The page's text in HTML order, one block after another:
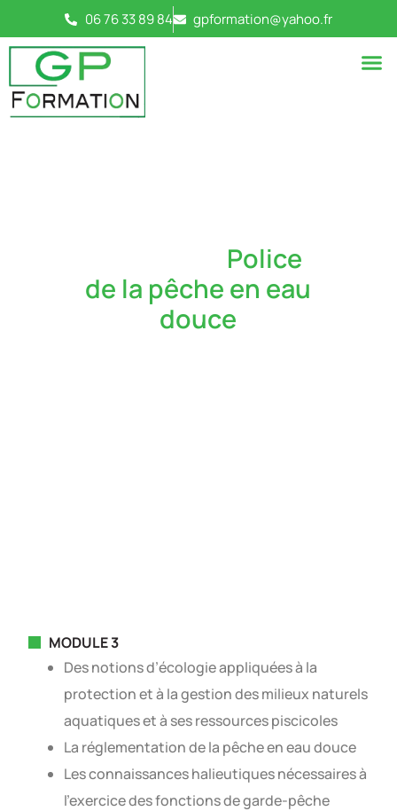
06 76 33 89 84 gpformation@yahoo.fr
Police
de la pêche en eau
douce
MODULE 3
Des notions d’écologie appliquées à la
protection et à la gestion des milieux naturels
aquatiques et à ses ressources piscicoles
La réglementation de la pêche en eau douce
Les connaissances halieutiques nécessaires à
l’exercice des fonctions de garde-pêche